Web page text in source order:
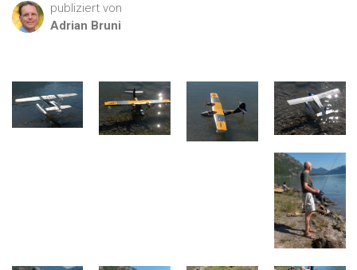
publiziert von
Adrian Bruni